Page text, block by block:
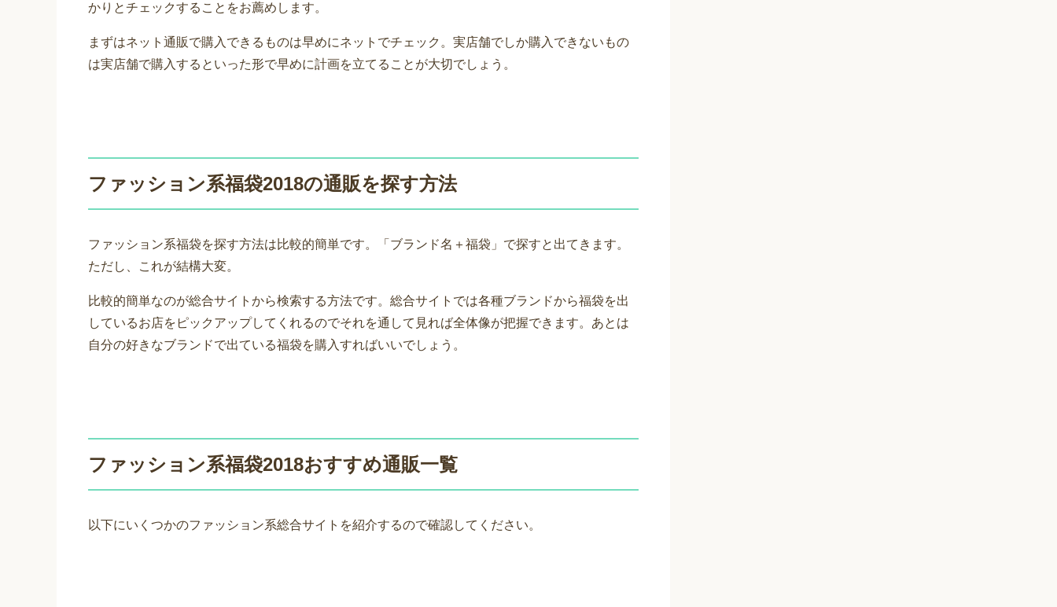
かりとチェックすることをお薦めします。
まずはネット通販で購入できるものは早めにネットでチェック。実店舗でしか購入できないもの
は実店舗で購入するといった形で早めに計画を立てることが大切でしょう。
ファッション系福袋2018の通販を探す方法
ファッション系福袋を探す方法は比較的簡単です。「ブランド名＋福袋」で探すと出てきます。
ただし、これが結構大変。
比較的簡単なのが総合サイトから検索する方法です。総合サイトでは各種ブランドから福袋を出
しているお店をピックアップしてくれるのでそれを通して見れば全体像が把握できます。あとは
自分の好きなブランドで出ている福袋を購入すればいいでしょう。
ファッション系福袋2018おすすめ通販一覧
以下にいくつかのファッション系総合サイトを紹介するので確認してください。